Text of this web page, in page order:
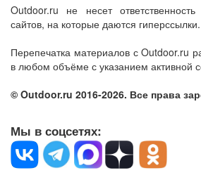
Outdoor.ru не несет
сайтов, на которые даются гиперссылки.
Перепечатка материалов с Outdoor.ru
в любом объёме с указанием активной
© Outdoor.ru 2016-2026. Все права
Мы в соцсетях: